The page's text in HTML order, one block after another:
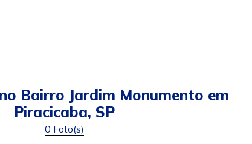
Bairro Jardim Monumento em
Piracicaba, SP
0 Foto(s)